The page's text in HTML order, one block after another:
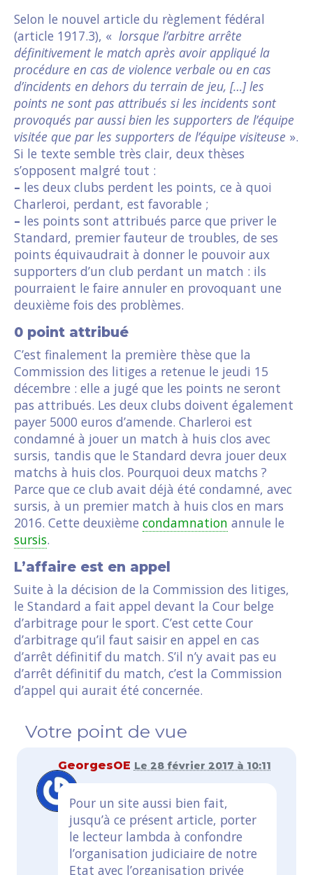
Selon le nouvel article du règlement fédéral
(article 1917.3), « lorsque l’arbitre arrête
définitivement le match après avoir appliqué la
procédure en cas de violence verbale ou en cas
d’incidents en dehors du terrain de jeu, […] les
points ne sont pas attribués si les incidents sont
provoqués par aussi bien les supporters de l’équipe
visitée que par les supporters de l’équipe visiteuse ».
Si le texte semble très clair, deux thèses
s’opposent malgré tout :
– les deux clubs perdent les points, ce à quoi
Charleroi, perdant, est favorable ;
– les points sont attribués parce que priver le
Standard, premier fauteur de troubles, de ses
points équivaudrait à donner le pouvoir aux
supporters d’un club perdant un match : ils
pourraient le faire annuler en provoquant une
deuxième fois des problèmes.
0 point attribué
C’est finalement la première thèse que la
Commission des litiges a retenue le jeudi 15
décembre : elle a jugé que les points ne seront
pas attribués. Les deux clubs doivent également
payer 5000 euros d’amende. Charleroi est
condamné à jouer un match à huis clos avec
sursis, tandis que le Standard devra jouer deux
matchs à huis clos. Pourquoi deux matchs ?
Parce que ce club avait déjà été condamné, avec
sursis, à un premier match à huis clos en mars
2016. Cette deuxième condamnation annule le
sursis.
L’affaire est en appel
Suite à la décision de la Commission des litiges,
le Standard a fait appel devant la Cour belge
d’arbitrage pour le sport. C’est cette Cour
d’arbitrage qu’il faut saisir en appel en cas
d’arrêt définitif du match. S’il n’y avait pas eu
d’arrêt définitif du match, c’est la Commission
d’appel qui aurait été concernée.
Votre point de vue
GeorgesOE Le 28 février 2017 à 10:11
Pour un site aussi bien fait,
jusqu’à ce présent article, porter
le lecteur lambda à confondre
l’organisation judiciaire de notre
Etat avec l’organisation privée